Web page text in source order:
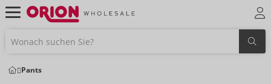
Pants